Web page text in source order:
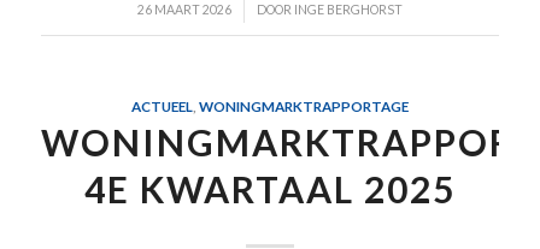
26 MAART 2026
/ DOOR INGE BERGHORST
ACTUEEL, WONINGMARKTRAPPORTAGE
4E KWARTAAL 2025